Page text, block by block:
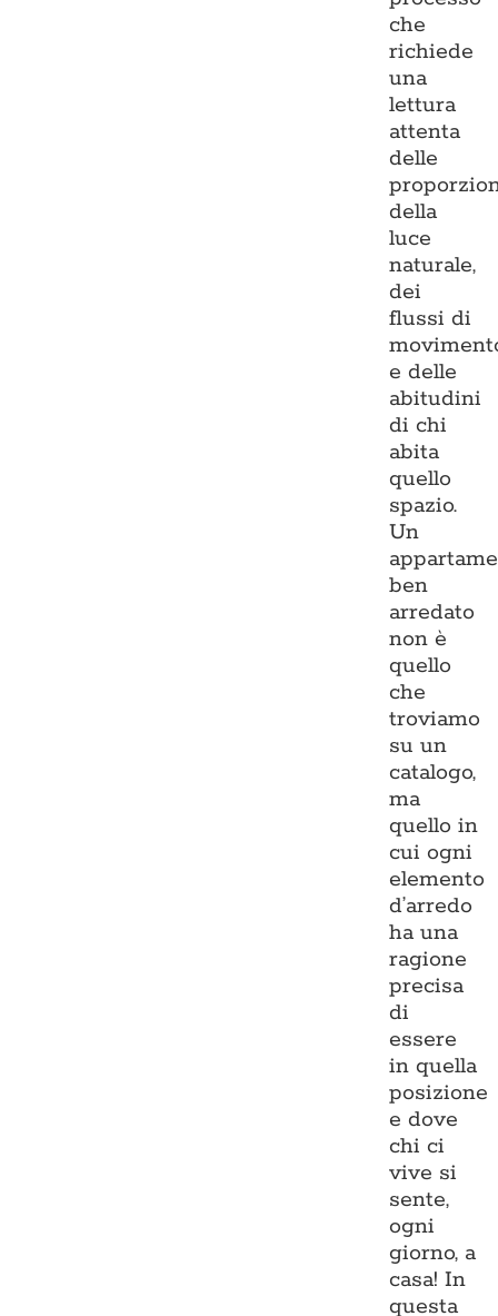
che
richiede
una
lettura
attenta
delle
della
luce
naturale,
dei
flussi di
e delle
abitudini
di chi
abita
quello
spazio.
Un
ben
arredato
non è
quello
che
troviamo
su un
catalogo,
ma
quello in
cui ogni
elemento
d’arredo
ha una
ragione
precisa
di
essere
in quella
posizione
e dove
chi ci
vive si
sente,
ogni
giorno, a
casa! In
questa